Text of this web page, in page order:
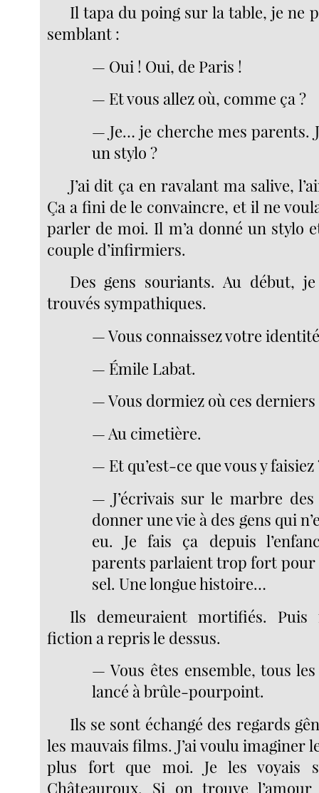
Il tapa du poing sur la table, je ne
semblant :
— Oui ! Oui, de Paris !
— Et vous allez où, comme ça ?
— Je… je cherche mes parents.
un stylo ?
J’ai dit ça en ravalant ma salive,
Ça a fini de le convaincre, et il ne
parler de moi. Il m’a donné un stylo
couple d’infirmiers.
Des gens souriants. Au début,
trouvés sympathiques.
— Vous connaissez votre
— Émile Labat.
— Vous dormiez où ces derniers
— Au cimetière.
— Et qu’est-ce que vous y faisiez
— J’écrivais sur le marbre
donner une vie à des gens qui
eu. Je fais ça depuis
parents parlaient trop fort pour
sel. Une longue histoire…
Ils demeuraient mortifiés. Puis
fiction a repris le dessus.
— Vous êtes ensemble, tous
lancé à brûle-pourpoint.
Ils se sont échangé des regards
les mauvais films. J’ai voulu imaginer
plus fort que moi. Je les voyais
Châteauroux. Si on trouve